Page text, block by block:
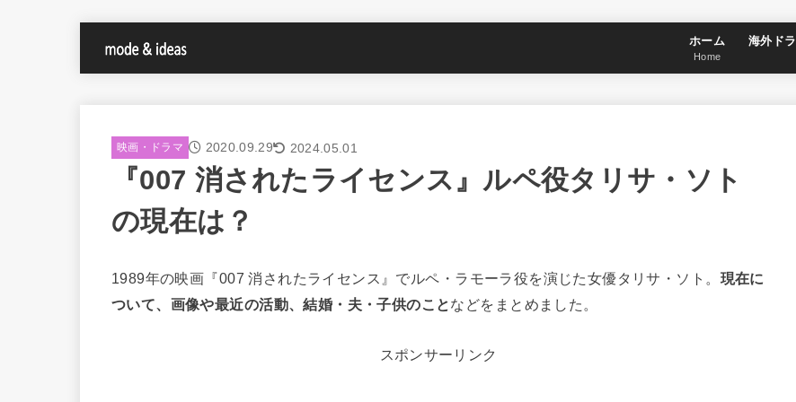
ホーム
Home
海外ド
映画・ドラマ 2020.09.29 2024.05.01
『007 消されたライセンス』ルペ役タリサ・ソト
の現在は？
1989年の映画『007 消されたライセンス』でルペ・ラモーラ役を演じた女優タリサ・ソト。 現在に
ついて、画像や最近の活動、結婚・夫・子供のことなどをまとめました。
スポンサーリンク